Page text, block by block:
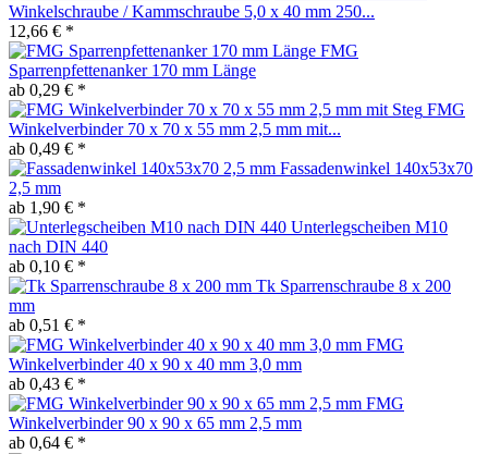
Winkelschraube / Kammschraube 5,0 x 40 mm 250...
12,66 € *
FMG
Sparrenpfettenanker 170 mm Länge
ab 0,29 € *
FMG
Winkelverbinder 70 x 70 x 55 mm 2,5 mm mit...
ab 0,49 € *
Fassadenwinkel 140x53x70
2,5 mm
ab 1,90 € *
Unterlegscheiben M10
nach DIN 440
ab 0,10 € *
Tk Sparrenschraube 8 x 200
mm
ab 0,51 € *
FMG
Winkelverbinder 40 x 90 x 40 mm 3,0 mm
ab 0,43 € *
FMG
Winkelverbinder 90 x 90 x 65 mm 2,5 mm
ab 0,64 € *